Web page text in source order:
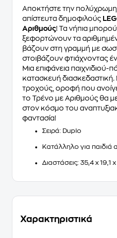
Αποκτήστε την
απίστευτα δημοφιλούς
Αριθμούς! Τα νήπια
ξεφορτώνουν τα
βάζουν στη γραμμή με
στοιβάζουν φτιάχνοντας
Μια επιφάνεια παιχνιδιού-
κατασκευή
τροχούς, οροφή που
το Τρένο με Αριθμούς θα
στον κόσμο του
φαντασία!
Σειρά: Duplo
Κατάλληλο για παιδιά
Διαστάσεις: 35,4 x 19,1
Χαρακτηριστικά